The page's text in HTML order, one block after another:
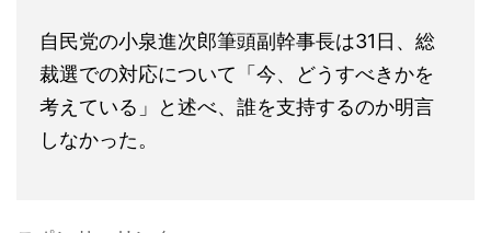
自民党の小泉進次郎筆頭副幹事長は31日、総
裁選での対応について「今、どうすべきかを
考えている」と述べ、誰を支持するのか明言
しなかった。